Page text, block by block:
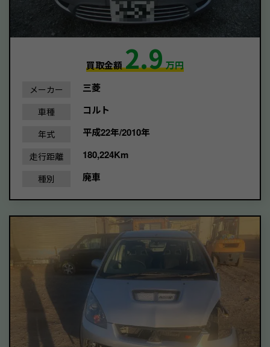
買取金額2.9万円
メーカー 三菱
車種 コルト
年式 平成22年/2010年
走行距離 180,224Km
種別 廃車